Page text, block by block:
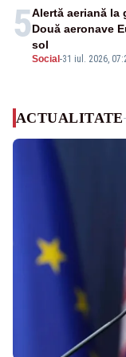
5
Social -31 iul. 2026,
Alertă aeriană la
Două aeronave
sol
ACTUALITATE